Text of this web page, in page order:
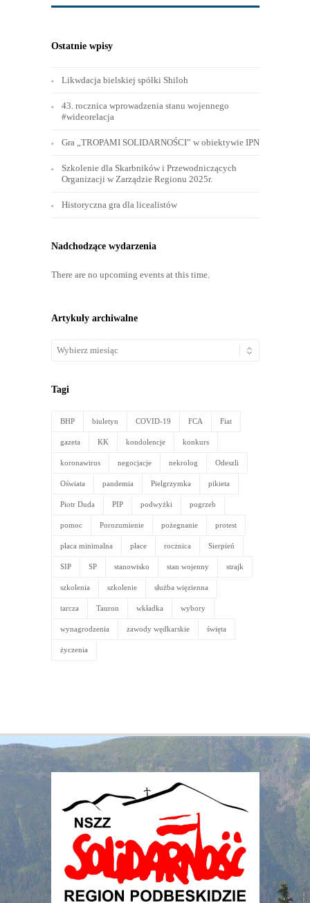
Ostatnie wpisy
Likwdacja bielskiej spółki Shiloh
43. rocznica wprowadzenia stanu wojennego
#wideorelacja
Gra „TROPAMI SOLIDARNOŚCI” w obiektywie IPN
Szkolenie dla Skarbników i Przewodniczących
Organizacji w Zarządzie Regionu 2025r.
Historyczna gra dla licealistów
Nadchodzące wydarzenia
There are no upcoming events at this time.
Artykuły archiwalne
Artykuły
Tagi
BHP biuletyn COVID-19 FCA Fiat
gazeta KK kondolencje konkurs
koronawirus negocjacje nekrolog Odeszli
Oświata pandemia Pielgrzymka pikieta
Piotr Duda PIP podwyżki pogrzeb
pomoc Porozumienie pożegnanie protest
płaca minimalna płace rocznica Sierpień
SIP SP stanowisko stan wojenny strajk
szkolenia szkolenie służba więzienna
tarcza Tauron wkładka wybory
wynagrodzenia zawody wędkarskie święta
życzenia